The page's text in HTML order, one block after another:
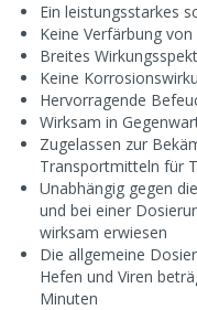
Ein leistungsstarkes
Keine Verfärbung
Breites
Keine
Hervorragende
Wirksam in
Zugelassen zur
Transportmitteln für
Unabhängig gegen
und bei einer
wirksam erwiesen
Die allgemeine
Hefen und Viren
Minuten